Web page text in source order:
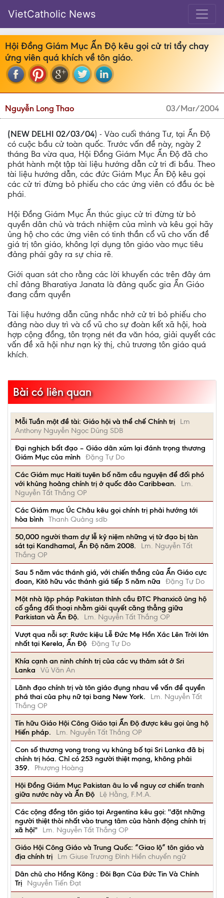
VietCatholic News
Hội Ðồng Giám Mục Ấn Ðộ kêu gọi cử tri tẩy chay
ứng viên quá khích về tôn giáo.
Nguyễn Long Thao 03/Mar/2004
(NEW DELHI 02/03/04) - Vào cuối tháng Tư, tại Ấn Ðộ
có cuộc bầu cử toàn quốc. Trước vấn đề này, ngày 2
tháng Ba vừa qua, Hội Ðồng Giám Mục Ấn Ðộ đã cho
phát hành một tập tài liệu hướng dẫn cử tri đi bầu. Theo
tài liệu hướng dẫn, các đức Giám Mục Ấn Ðộ kêu gọi
các cử tri đừng bỏ phiếu cho các ứng viên có đầu óc bè
phái.
Hội Ðồng Giám Mục Ấn thúc giục cử tri đừng từ bỏ
quyền dân chủ và trách nhiệm của mình và kêu gọi hãy
ủng hộ cho các ứng viên có tinh thần cổ vũ cho vấn đề
giá trị tôn giáo, không lợi dụng tôn giáo vào mục tiêu
đảng phái gây ra sự chia rẽ.
Giới quan sát cho rằng các lời khuyến các trên đây ám
chỉ đảng Bharatiya Janata là đảng quốc gia Ấn Giáo
đang cầm quyền
Tài liệu hướng dẫn cũng nhắc nhở cử tri bỏ phiếu cho
đảng nào duy trì và cổ vũ cho sự đoàn kết xã hội, hoà
hợp cộng đồng, tôn trọng nét đa văn hóa, giải quyết các
vấn đề xã hội như nạn kỳ thị, chủ trương tôn giáo quá
khích.
Bài có liên quan
Mỗi Tuần một đề tài: Giáo hội và thể chế Chính trị
Lm
Anthony Nguyễn Ngọc Dũng SDB
Đại nghịch bất đạo – Giáo dân xúm lại đánh trọng thương
Giám Mục của mình Đặng Tự Do
Các Giám mục Haiti tuyên bố năm cầu nguyện để đối phó
với khủng hoảng chính trị ở quốc đảo Caribbean.
Lm.
Nguyễn Tất Thắng OP
Các Giám mục Úc Châu kêu gọi chính trị phải hướng tới
hòa bình Thanh Quảng sdb
50,000 người tham dự lễ kỷ niệm những vị tử đạo bị tàn
sát tại Kandhamal, Ấn Độ năm 2008.
Lm. Nguyễn Tất
Thắng OP
Sau 5 năm vác thánh giá, với chiến thắng của Ấn Giáo cực
đoan, Kitô hữu vác thánh giá tiếp 5 năm nữa
Đặng Tự Do
Một nhà lập pháp Pakistan thỉnh cầu ĐTC Phanxicô ủng hộ
cố gắng đối thoại nhằm giải quyết căng thẳng giữa
Parkistan và Ấn Độ.
Lm. Nguyễn Tất Thắng OP
Vượt qua nỗi sợ: Rước kiệu Lễ Đức Mẹ Hồn Xác Lên Trời lớn
nhất tại Kerela, Ấn Độ Đặng Tự Do
Khía cạnh an ninh chính trị của các vụ thảm sát ở Sri
Lanka
Vũ Văn An
Lãnh đạo chính trị và tôn giáo đụng nhau về vấn đề quyền
phá thai của phụ nữ tại bang New York.
Lm. Nguyễn Tất
Thắng OP
Tín hữu Giáo Hội Công Giáo tại Ấn Độ được kêu gọi ủng hộ
Hiến pháp.
Lm. Nguyễn Tất Thắng OP
Con số thương vong trong vụ khủng bố tại Sri Lanka đã bị
chính trị hóa. Chỉ có 253 người thiệt mạng, không phải
359.
Phượng Hoàng
Hội Đồng Giám Mục Pakistan âu lo về nguy cơ chiến tranh
giữa nước này và Ấn Độ
Lệ Hằng, F.M.A.
Các cộng đồng tôn giáo tại Argentina kêu gọi: ''đặt những
người thiệt thòi nhất vào trung tâm của hành động chính trị
xã hội''
Lm. Nguyễn Tất Thắng OP
Giáo Hội Công Giáo và Trung Quốc: “Giao lộ” tôn giáo và
địa chính trị
Lm Giuse Trương Đình Hiền chuyển ngữ
Dân chủ cho Hồng Kông : Đôi Bạn Của Đức Tin Và Chính
Trị
Nguyễn Tiến Đạt